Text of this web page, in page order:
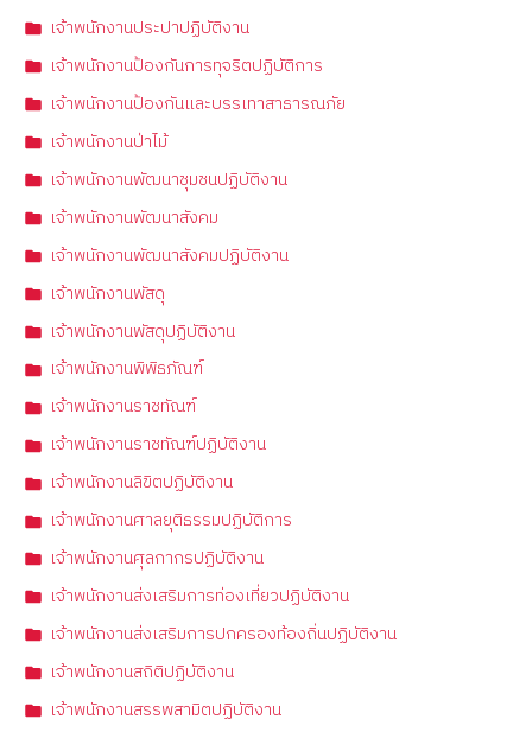
เจ้าพนักงานประปาปฏิบัติงาน
เจ้าพนักงานป้องกันการทุจริตปฏิบัติการ
เจ้าพนักงานป้องกันและบรรเทาสาธารณภัย
เจ้าพนักงานป่าไม้
เจ้าพนักงานพัฒนาชุมชนปฏิบัติงาน
เจ้าพนักงานพัฒนาสังคม
เจ้าพนักงานพัฒนาสังคมปฏิบัติงาน
เจ้าพนักงานพัสดุ
เจ้าพนักงานพัสดุปฏิบัติงาน
เจ้าพนักงานพิพิธภัณฑ์
เจ้าพนักงานราชทัณฑ์
เจ้าพนักงานราชทัณฑ์ปฏิบัติงาน
เจ้าพนักงานลิขิตปฏิบัติงาน
เจ้าพนักงานศาลยุติธรรมปฏิบัติการ
เจ้าพนักงานศุลกากรปฏิบัติงาน
เจ้าพนักงานส่งเสริมการท่องเที่ยวปฏิบัติงาน
เจ้าพนักงานส่งเสริมการปกครองท้องถิ่นปฏิบัติงาน
เจ้าพนักงานสถิติปฏิบัติงาน
เจ้าพนักงานสรรพสามิตปฏิบัติงาน